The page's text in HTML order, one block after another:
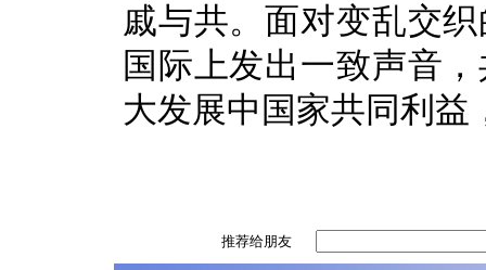
戚与共。面对变乱交
国际上发出一致声音
大发展中国家共同利
推荐给朋友